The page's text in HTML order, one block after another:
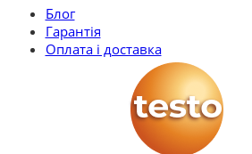
Блог
Гарантія
Оплата і доставка